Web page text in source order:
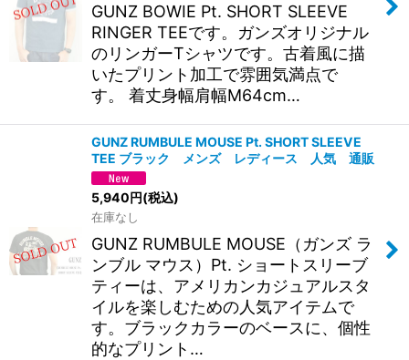
GUNZ BOWIE Pt. SHORT SLEEVE
RINGER TEEです。ガンズオリジナル
のリンガーTシャツです。古着風に描
いたプリント加工で雰囲気満点で
す。 着丈身幅肩幅M64cm…
GUNZ RUMBULE MOUSE Pt. SHORT SLEEVE
TEE ブラック メンズ レディース 人気 通販
5,940円(税込)
在庫なし
GUNZ RUMBULE MOUSE（ガンズ ラ
ンブル マウス）Pt. ショートスリーブ
ティーは、アメリカンカジュアルスタ
イルを楽しむための人気アイテムで
す。ブラックカラーのベースに、個性
的なプリント…